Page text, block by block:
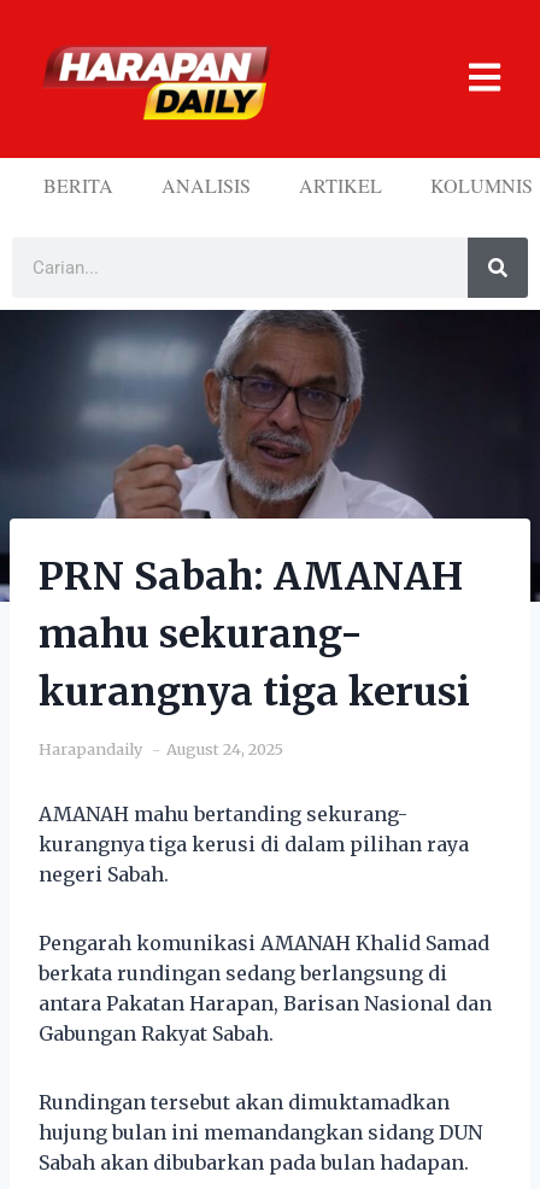
BERITA ANALISIS ARTIKEL KOLUMNIS
PRN Sabah: AMANAH
mahu sekurang-
kurangnya tiga kerusi
Harapandaily August 24, 2025
AMANAH mahu bertanding sekurang-
kurangnya tiga kerusi di dalam pilihan raya
negeri Sabah.
Pengarah komunikasi AMANAH Khalid Samad
berkata rundingan sedang berlangsung di
antara Pakatan Harapan, Barisan Nasional dan
Gabungan Rakyat Sabah.
Rundingan tersebut akan dimuktamadkan
hujung bulan ini memandangkan sidang DUN
Sabah akan dibubarkan pada bulan hadapan.